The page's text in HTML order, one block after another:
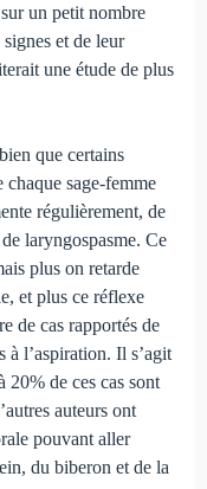
un petit nombre
et de leur
une étude de plus
que cer­tains
chaque sage-femme
réguliè­rement, de
laryn­gos­pasme. Ce
plus on retarde
et plus ce réflexe
de cas rapportés de
à l’aspiration. Il s’agit
20% de ces cas sont
auteurs ont
pouvant aller
du biberon et de la